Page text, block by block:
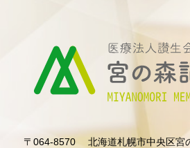
〒064-8570
北海道札幌市中央区宮